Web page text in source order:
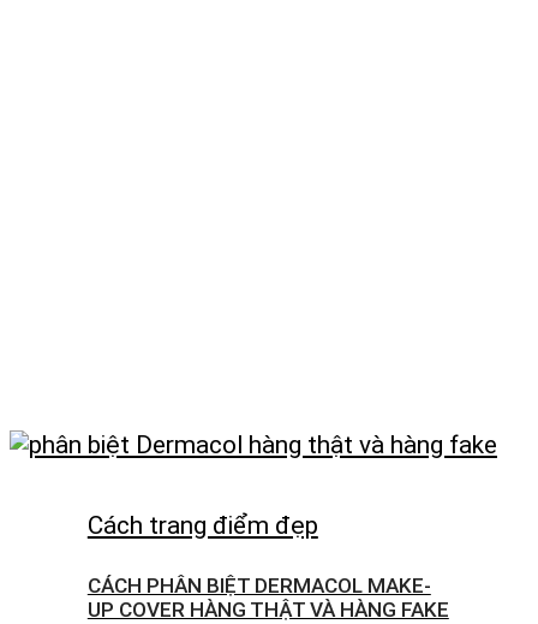
Cách trang điểm đẹp
CÁCH PHÂN BIỆT DERMACOL MAKE-
UP COVER HÀNG THẬT VÀ HÀNG FAKE